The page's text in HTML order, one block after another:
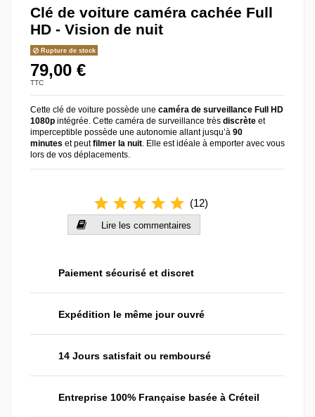
Clé de voiture caméra cachée Full
HD - Vision de nuit
Rupture de stock
79,00 €
TTC
Cette clé de voiture possède une caméra de surveillance Full HD
1080p intégrée. Cette caméra de surveillance très discrète et
imperceptible possède une autonomie allant jusqu’à 90
minutes et peutfilmer la nuit. Elle est idéale à emporter avec vous
lors de vos déplacements.
star star star star star (12)
Lire les commentaires
Paiement sécurisé et discret
Expédition le même jour ouvré
14 Jours satisfait ou remboursé
Entreprise 100% Française basée à Créteil